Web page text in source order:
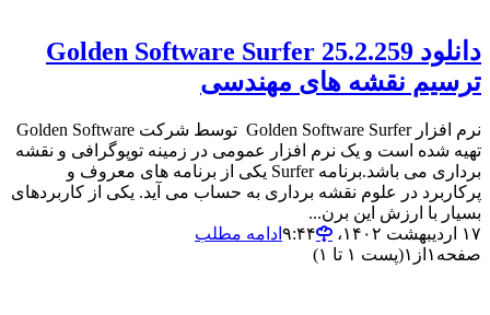
دانلود Golden Software Surfer 25.2.259
ترسیم نقشه های مهندسی
نرم افزار Golden Software Surfer توسط شرکت Golden Software
تهیه شده است و یک نرم افزار عمومی در زمینه توپوگرافی و نقشه
برداری می باشد.برنامه Surfer یکی از برنامه های معروف و
پرکاربرد در علوم نقشه برداری به حساب می آید. یکی از کاربردهای
بسیار با ارزش این برن...
۱۷ اردیبهشت ۱۴۰۲،‏ ۹:۴۴
ادامه مطلب
صفحه ۱ از ۱(پست ۱ تا ۱)